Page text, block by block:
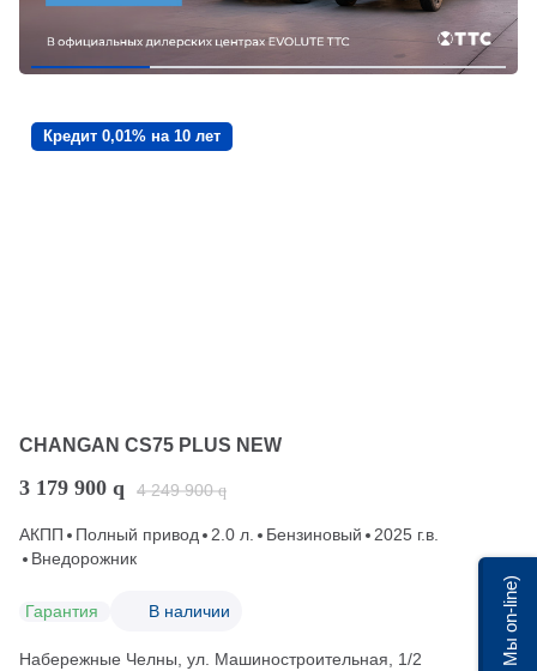
Кредит 0,01% на 10 лет
CHANGAN CS75 PLUS NEW
3 179 900 q 4 249 900 q
АКПП Полный привод 2.0 л. Бензиновый
2025 г.в.
Внедорожник
Гарантия В наличии
Набережные Челны, ул. Машиностроительная, 1/2 Мы on-line)